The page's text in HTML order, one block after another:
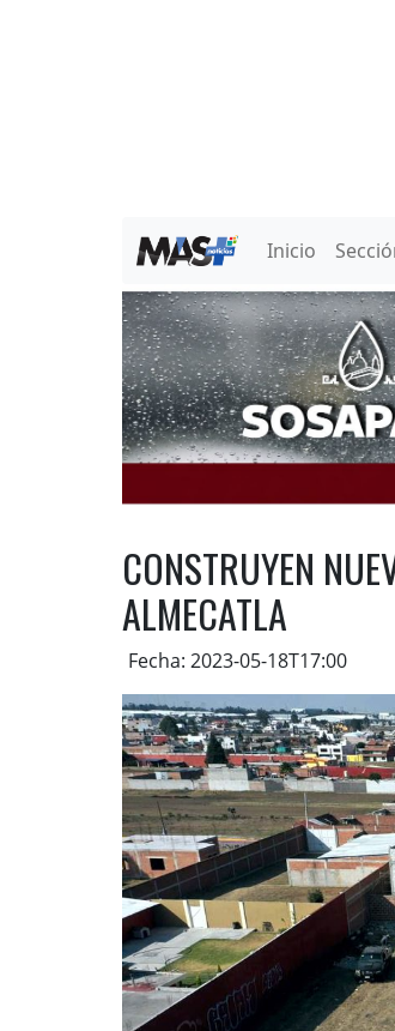
Inicio
CONSTRUYEN
ALMECATLA
Fecha: 2023-05-18T17:00